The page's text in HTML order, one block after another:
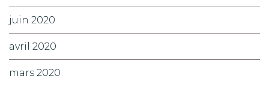
juin 2020
avril 2020
mars 2020